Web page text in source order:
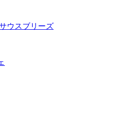
ウスブリーズ